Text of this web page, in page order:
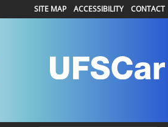
SITE MAP ACCESSIBILITY CONTACT